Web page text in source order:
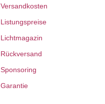
Versandkosten
Listungspreise
Lichtmagazin
Rückversand
Sponsoring
Garantie